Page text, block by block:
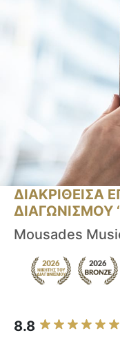
ΔΙΑΚΡΙΘΕΙΣΑ
ΔΙΑΓΩΝΙΣΜΟΥ
Mousades
8.8